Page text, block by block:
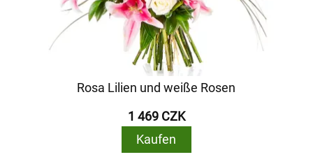
Rosa Lilien und weiße Rosen
1 469 CZK
Kaufen